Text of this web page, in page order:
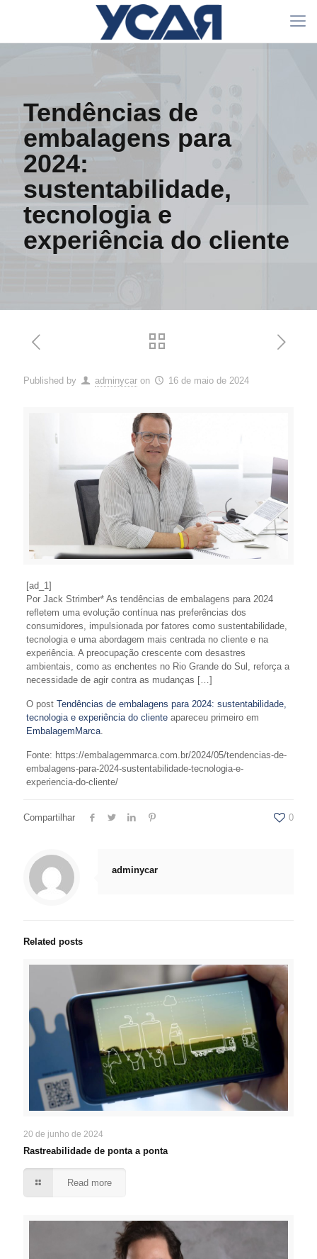
Tendências de
embalagens para
2024:
sustentabilidade,
tecnologia e
experiência do cliente
Published by adminycar on 16 de maio de 2024
[ad_1]
Por Jack Strimber* As tendências de embalagens para 2024
refletem uma evolução contínua nas preferências dos
consumidores, impulsionada por fatores como sustentabilidade,
tecnologia e uma abordagem mais centrada no cliente e na
experiência. A preocupação crescente com desastres
ambientais, como as enchentes no Rio Grande do Sul, reforça a
necessidade de agir contra as mudanças […]
O post Tendências de embalagens para 2024: sustentabilidade,
tecnologia e experiência do clienteapareceu primeiro em
EmbalagemMarca.
Fonte: https://embalagemmarca.com.br/2024/05/tendencias-de-
embalagens-para-2024-sustentabilidade-tecnologia-e-
experiencia-do-cliente/
Compartilhar 0
adminycar
Related posts
20 de junho de 2024
Rastreabilidade de ponta a ponta
Read more